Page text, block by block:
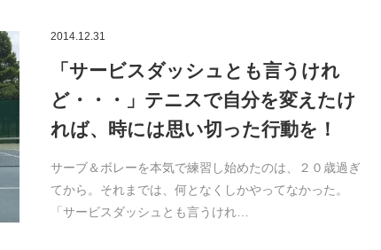
2014.12.31
「サービスダッシュとも言うけれ
ど・・・」テニスで自分を変えたけ
れば、時には思い切った行動を！
サーブ＆ボレーを本気で練習し始めたのは、２０歳過ぎ
てから。それまでは、何となくしかやってなかった。
「サービスダッシュとも言うけれ…